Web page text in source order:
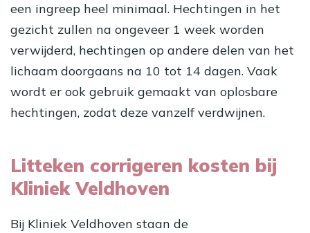
een ingreep heel minimaal. Hechtingen in het
gezicht zullen na ongeveer 1 week worden
verwijderd, hechtingen op andere delen van het
lichaam doorgaans na 10 tot 14 dagen. Vaak
wordt er ook gebruik gemaakt van oplosbare
hechtingen, zodat deze vanzelf verdwijnen.
Litteken corrigeren kosten bij
Kliniek Veldhoven
Bij Kliniek Veldhoven staan de